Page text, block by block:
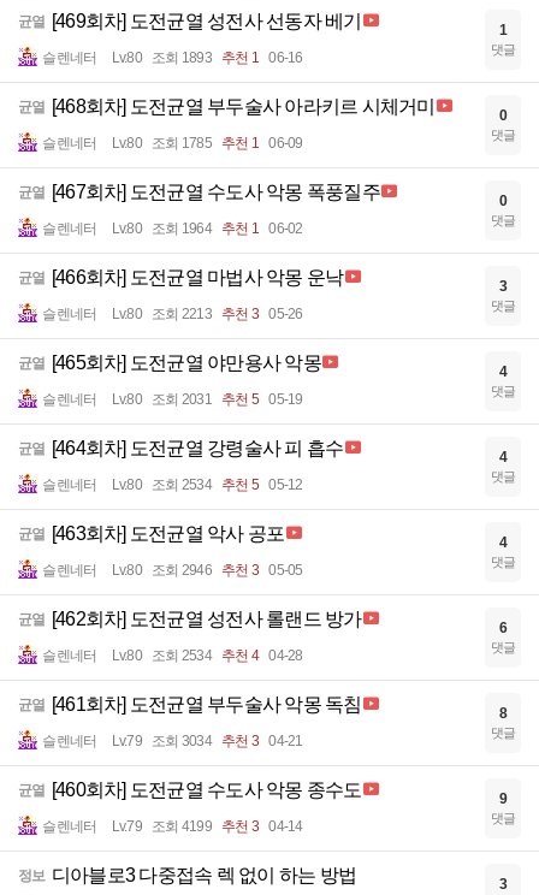
균열 [469회차] 도전균열 성전사 선동자 베기
슬렌네터 Lv.80 조회 1893 추천 1 06-16
1
댓글
균열 [468회차] 도전균열 부두술사 아라키르 시체거미
슬렌네터 Lv.80 조회 1785 추천 1 06-09
0
댓글
균열 [467회차] 도전균열 수도사 악몽 폭풍질주
슬렌네터 Lv.80 조회 1964 추천 1 06-02
0
댓글
균열 [466회차] 도전균열 마법사 악몽 운낙
슬렌네터 Lv.80 조회 2213 추천 3 05-26
3
댓글
균열 [465회차] 도전균열 야만용사 악몽
슬렌네터 Lv.80 조회 2031 추천 5 05-19
4
댓글
균열 [464회차] 도전균열 강령술사 피 흡수
슬렌네터 Lv.80 조회 2534 추천 5 05-12
4
댓글
균열 [463회차] 도전균열 악사 공포
슬렌네터 Lv.80 조회 2946 추천 3 05-05
4
댓글
균열 [462회차] 도전균열 성전사 롤랜드 방가
슬렌네터 Lv.80 조회 2534 추천 4 04-28
6
댓글
균열 [461회차] 도전균열 부두술사 악몽 독침
슬렌네터 Lv.79 조회 3034 추천 3 04-21
8
댓글
균열 [460회차] 도전균열 수도사 악몽 종수도
슬렌네터 Lv.79 조회 4199 추천 3 04-14
9
댓글
정보 디아블로3 다중접속 렉 없이 하는 방법 3